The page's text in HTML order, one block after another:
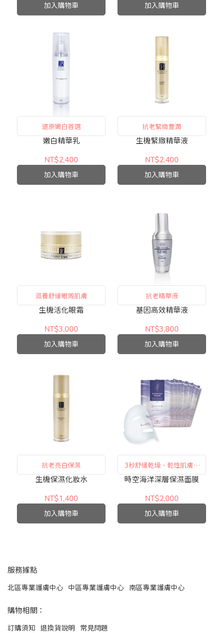
加入購物車 加入購物車
還原嫩白首選
嫩白精華乳
NT$2,400
加入購物車
抗老緊緻豐潤
生機緊緻精華液
NT$2,400
加入購物車
滋養舒緩眼周肌膚
生機活化眼霜
NT$3,000
加入購物車
抗老精華液
基因高效精華液
NT$3,800
加入購物車
抗老亮白保濕
生機保濕化妝水
NT$1,400
加入購物車
3秒舒緩乾燥、乾性肌膚首
選
時空海洋深層保濕面膜
NT$2,000
加入購物車
服務據點
北區專業護膚中心 中區專業護膚中心 南區專業護膚中心
購物相關：
訂購須知 退換貨說明 常見問題